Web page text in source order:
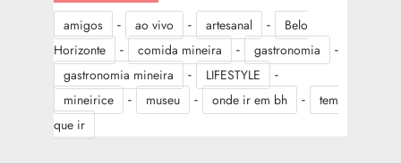
amigos - ao vivo - artesanal -
Belo
Horizonte
- comida mineira - gastronomia -
gastronomia mineira - LIFESTYLE -
mineirice - museu - onde ir em bh -
tem
que ir